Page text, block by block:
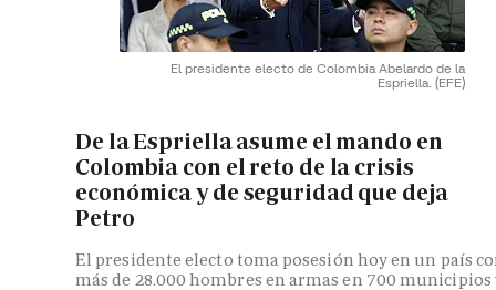
El presidente electo de Colombia Abelardo de la
Espriella. (EFE)
De la Espriella asume el mando en
Colombia con el reto de la crisis
económica y de seguridad que deja
Petro
El presidente electo toma posesión hoy en un país
más de 28.000 hombres en armas en 700 municipios